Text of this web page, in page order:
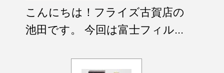
こんにちは！フライズ古賀店の
池田です。 今回は富士フィル...